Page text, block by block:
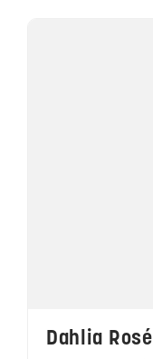
Dahlia Rosé